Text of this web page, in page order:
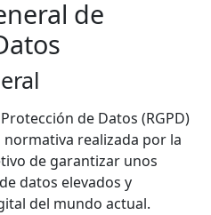
de
de Datos (RGPD)
realizada por la
de garantizar unos
datos elevados y
del mundo actual.